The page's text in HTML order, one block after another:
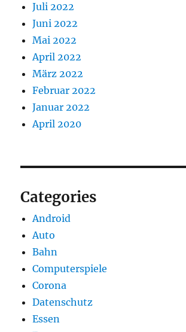
Juli 2022
Juni 2022
Mai 2022
April 2022
März 2022
Februar 2022
Januar 2022
April 2020
Categories
Android
Auto
Bahn
Computerspiele
Corona
Datenschutz
Essen